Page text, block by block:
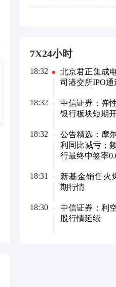
7X24小时
18:32
北京君正集成
司港交所IPO
18:32
中信证券：弹
银行板块短期
18:32
公告精选：摩
利同比减亏；
行最终中签率
18:31
新基金销售火
期行情
18:30
中信证券：利
股行情延续